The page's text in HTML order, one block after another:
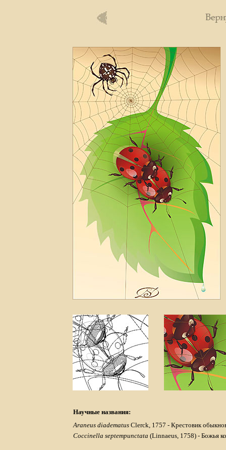
Научные названия:
Araneus diadematus Clerck, 1757 - Крестовик
Coccinella septempunctata (Linnaeus, 1758) - Божья